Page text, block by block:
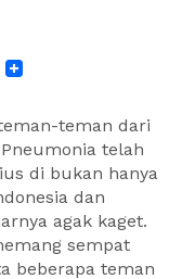
Folkd
teman dari
telah
di bukan hanya
dan
agak kaget.
sempat
beberapa teman